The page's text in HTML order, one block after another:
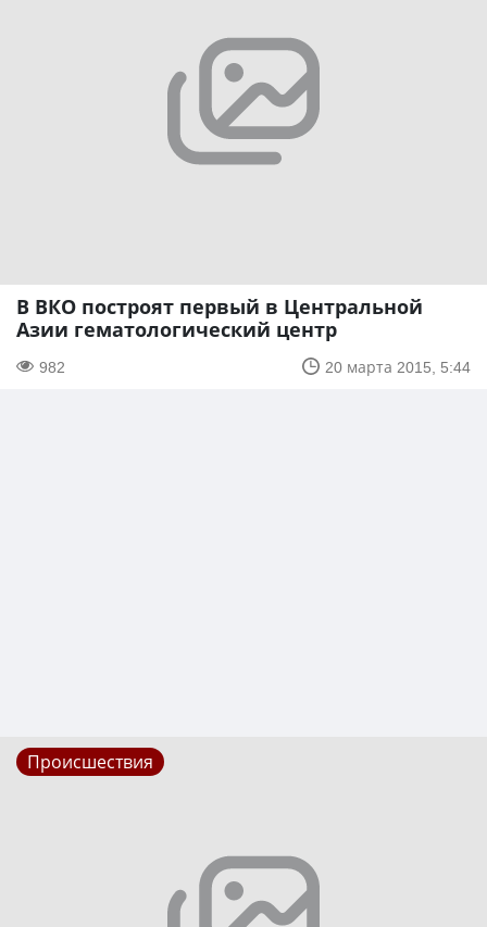
В ВКО построят первый в Центральной
Азии гематологический центр
982 20 марта 2015, 5:44
Происшествия